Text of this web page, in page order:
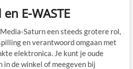
E-WASTE
Saturn een steeds grotere rol,
en verantwoord omgaan met
elektronica. Je kunt je oude
de winkel of meegeven bij